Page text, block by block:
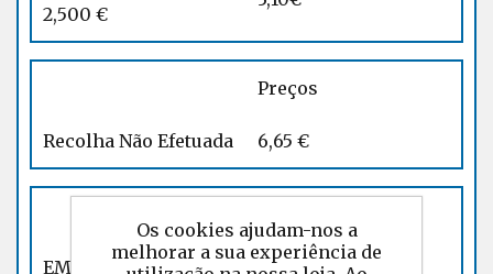
2,500 €
Preços
Recolha Não Efetuada 6,65 €
EMS Sábado 7,10 €
Os cookies ajudam-nos a
melhorar a sua experiência de